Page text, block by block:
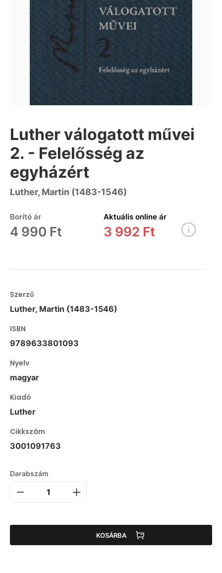
Luther válogatott művei
2. - Felelősség az
egyházért
Luther, Martin (1483-1546)
Borító ár
4 990 Ft
Aktuális online ár
3 992 Ft
Szerző
Luther, Martin (1483-1546)
ISBN
9789633801093
Nyelv
magyar
Kiadó
Luther
Cikkszám
3001091763
Darabszám
KOSÁRBA